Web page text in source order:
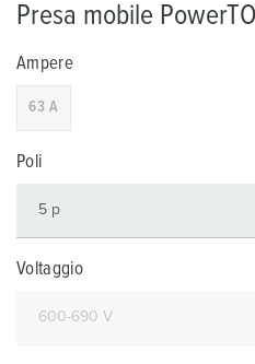
Presa mobile
Ampere
63 A
Poli
Voltaggio